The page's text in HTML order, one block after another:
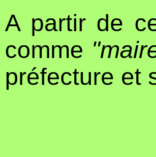
A partir de
comme
préfecture et